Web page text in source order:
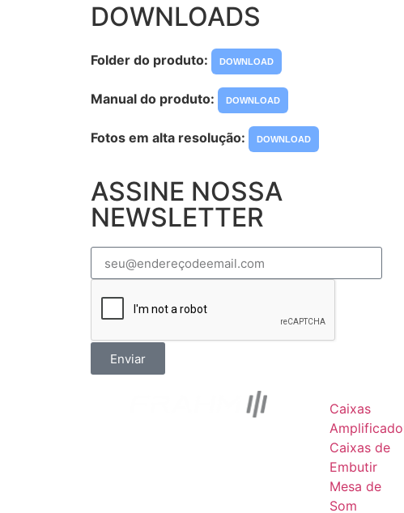
DOWNLOADS
Folder do produto: DOWNLOAD
Manual do produto: DOWNLOAD
Fotos em alta resolução: DOWNLOAD
ASSINE NOSSA
NEWSLETTER
Enviar
Caixas
Caixas de
Embutir
Mesa de
Som